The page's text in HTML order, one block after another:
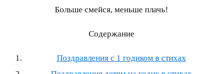
Больше смейся, меньше плачь!
Содержание
Поздравления с 1 годиком в стихах